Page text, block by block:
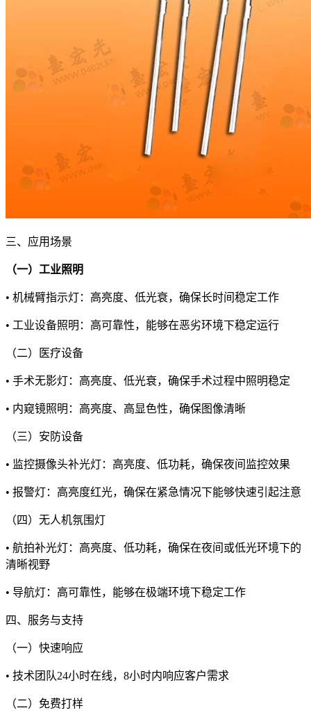
三、应用场景
（一）工业照明
• 机械臂指示灯：高亮度、低光衰，确保长时间稳定工作
• 工业设备照明：高可靠性，能够在恶劣环境下稳定运行
（二）医疗设备
• 手术无影灯：高亮度、低光衰，确保手术过程中照明稳定
• 内窥镜照明：高亮度、高显色性，确保图像清晰
（三）安防设备
• 监控摄像头补光灯：高亮度、低功耗，确保夜间监控效果
• 报警灯：高亮度红光，确保在紧急情况下能够快速引起注意
（四）无人机氛围灯
• 航拍补光灯：高亮度、低功耗，确保在夜间或低光环境下的
清晰视野
• 导航灯：高可靠性，能够在极端环境下稳定工作
四、服务与支持
（一）快速响应
• 技术团队24小时在线，8小时内响应客户需求
（二）免费打样